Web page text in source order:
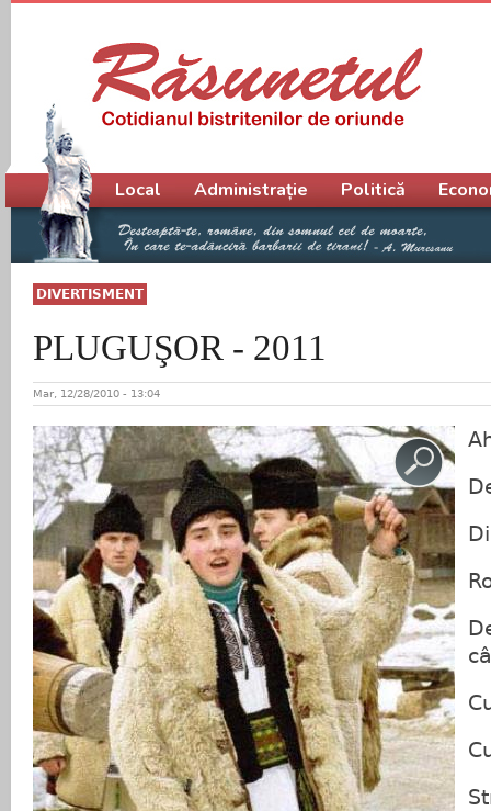
DIVERTISMENT
PLUGUŞOR - 2011
Mar, 12/28/2010 - 13:04
Meniu principal
Local Administrație Politică